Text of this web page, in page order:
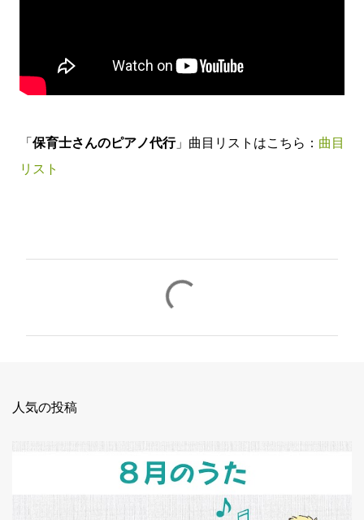
「保育士さんのピアノ代行」曲目リストはこちら： 曲目
リスト
人気の投稿